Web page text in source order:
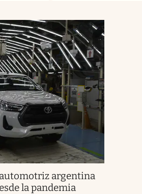
argentina
la pandemia